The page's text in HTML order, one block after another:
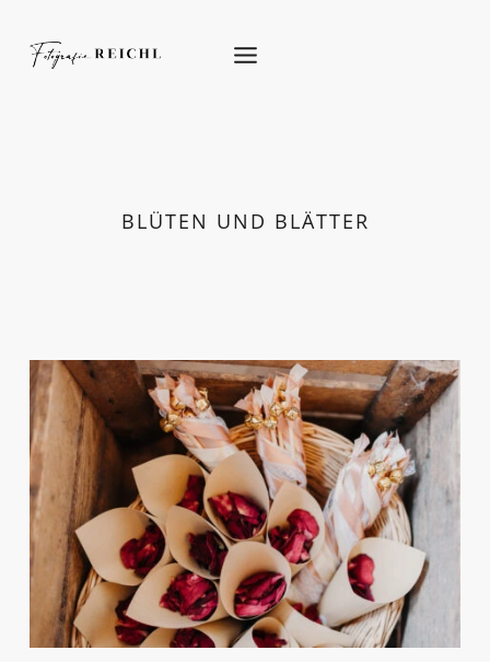
content
BLÜTEN UND BLÄTTER